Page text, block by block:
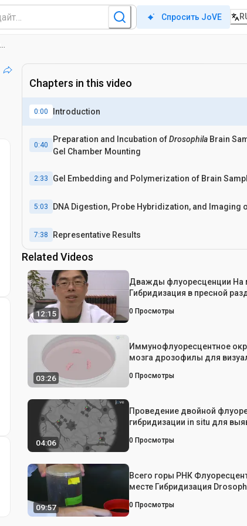
Спросить JoVE
Chapters in this video
0:00 Introduction
0:40
Preparation and Incubation ofDrosophilaBrain
Gel Chamber Mounting
2:33 Gel Embedding and Polymerization of Brain
5:03 DNA Digestion, Probe Hybridization, and Imaging
7:38 Representative Results
Related Videos
12:15
Дважды флуоресценции На
Гибридизация в пресной
0 Просмотры
03:26
Иммунофлуоресцентное
мозга дрозофилы для
клетках
0 Просмотры
04:06
Проведение двойной
гибридизации in situ для
0 Просмотры
09:57
Всего горы РНК
месте Гибридизация
Эмбрионы
0 Просмотры